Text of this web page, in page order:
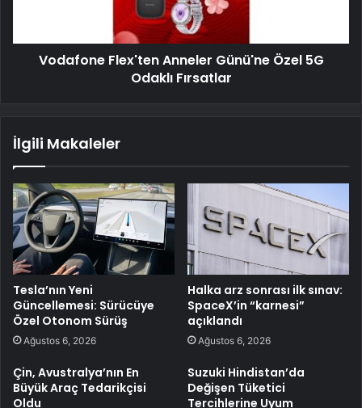
Vodafone Flex'ten Anneler Günü'ne Özel 5G
Odaklı Fırsatlar
İlgili Makaleler
Tesla’nın Yeni
Güncellemesi: Sürücüye
Özel Otonom Sürüş
Ağustos 6, 2026
Halka arz sonrası ilk sınav:
SpaceX’in “karnesi”
açıklandı
Ağustos 6, 2026
Çin, Avustralya’nın En
Büyük Araç Tedarikçisi
Oldu
Suzuki Hindistan’da
Değişen Tüketici
Tercihlerine Uyum